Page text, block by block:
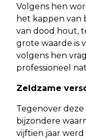
Volgens hen
het kappen van
van dood hout,
grote waarde is
volgens hen
professioneel
Zeldzame
Tegenover
bijzondere
vijftien jaar